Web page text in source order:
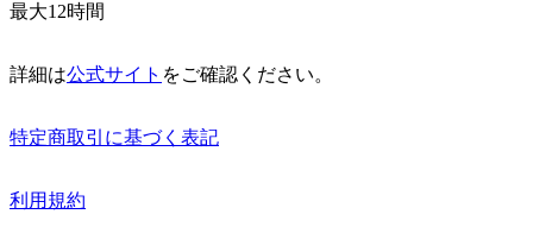
最大12時間
詳細は公式サイト をご確認ください。
特定商取引に基づく表記
利用規約